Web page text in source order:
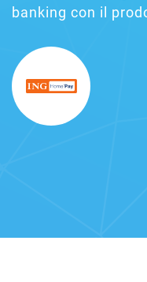
banking con il